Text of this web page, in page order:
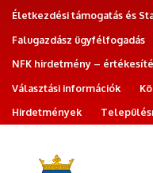
Életkezdési támogatás és
Falugazdász ügyfélfogadás
NFK hirdetmény –
Választási információk
Hirdetmények